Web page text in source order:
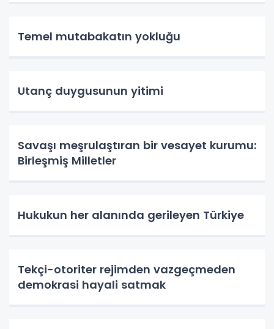
Temel mutabakatın yokluğu
Utanç duygusunun yitimi
Savaşı meşrulaştıran bir vesayet kurumu:
Birleşmiş Milletler
Hukukun her alanında gerileyen Türkiye
Tekçi-otoriter rejimden vazgeçmeden
demokrasi hayali satmak